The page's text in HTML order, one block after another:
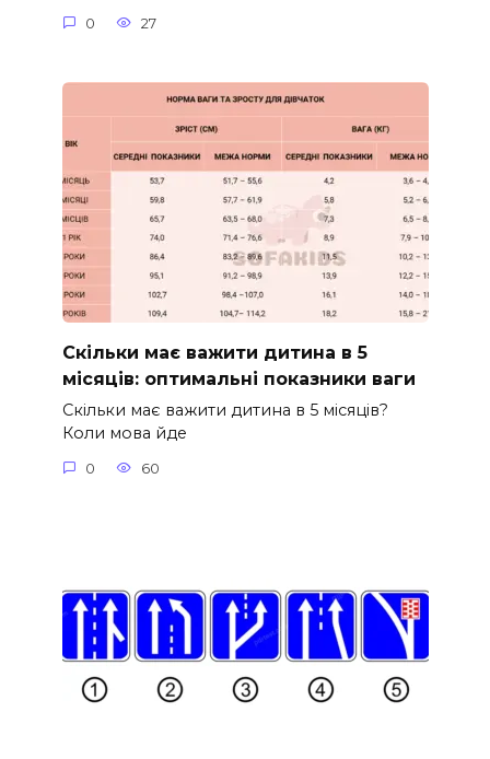
0 27
Скільки має важити дитина в 5
місяців: оптимальні показники ваги
Скільки має важити дитина в 5 місяців?
Коли мова йде
0 60